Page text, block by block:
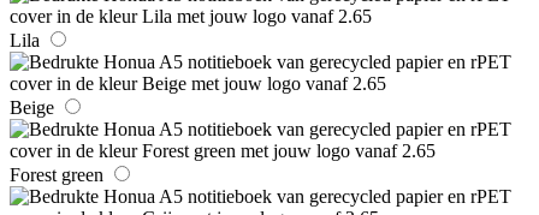
Lila
Beige
Forest green